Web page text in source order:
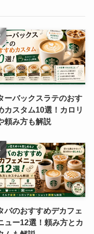
ーバックスラテのおす
カスタム10選！カロリ
頼み方も解説
バのおすすめデカフェ
ュー12選！頼み方とカ